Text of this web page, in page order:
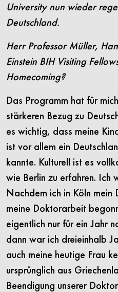
University nun wieder
Deutschland.
Herr Professor Müller,
Einstein BIH Visiting
Homecoming?
Das Programm hat für
stärkeren Bezug zu
es wichtig, dass meine
ist vor allem ein
kannte. Kulturell ist es
wie Berlin zu erfahren. Ich
Nachdem ich in Köln
meine Doktorarbeit
eigentlich nur für ein Jahr
dann war ich dreieinhalb
auch meine heutige Frau
ursprünglich aus
Beendigung unserer